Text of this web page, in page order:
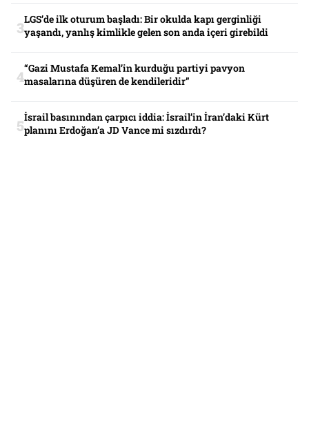
LGS’de ilk oturum başladı: Bir okulda kapı gerginliği
yaşandı, yanlış kimlikle gelen son anda içeri girebildi
“Gazi Mustafa Kemal’in kurduğu partiyi pavyon
masalarına düşüren de kendileridir”
İsrail basınından çarpıcı iddia: İsrail’in İran’daki Kürt
planını Erdoğan’a JD Vance mi sızdırdı?